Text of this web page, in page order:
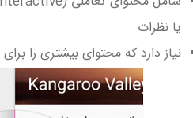
یا نظرات
نیاز دارد که محتوای بیشتری را